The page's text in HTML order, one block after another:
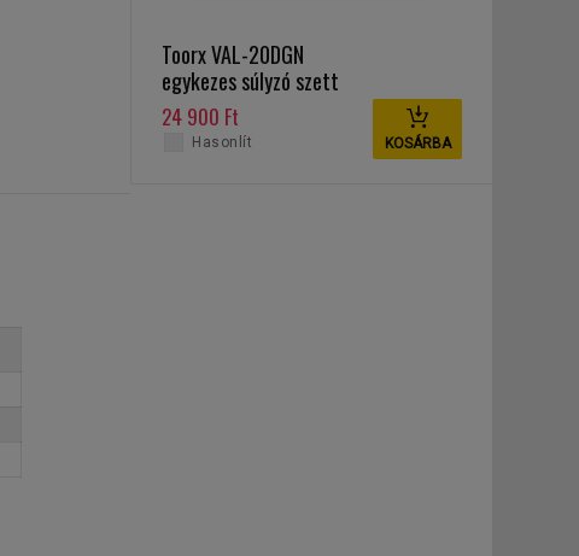
Toorx VAL-20DGN
egykezes súlyzó szett
20 kg
24 900 Ft
KOSÁRBA
Hasonlít